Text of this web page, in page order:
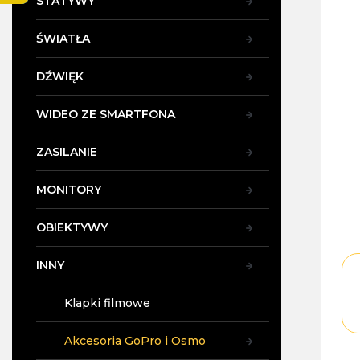
ŚWIATŁA
DŹWIĘK
WIDEO ZE SMARTFONA
ZASILANIE
MONITORY
OBIEKTYWY
INNY
Klapki filmowe
Akcesoria GoPro i Osmo